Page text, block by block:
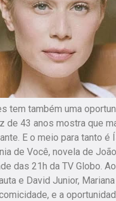
tem também uma
de 43 anos mostra que
E o meio para tanto é
de Você, novela de
das 21h da TV Globo.
e David Junior,
e a